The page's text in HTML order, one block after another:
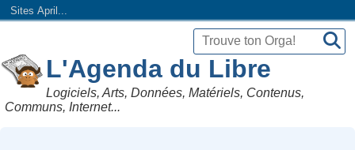
Sites April...
L'Agenda du Libre
Logiciels, Arts, Données, Matériels, Contenus,
Communs, Internet...